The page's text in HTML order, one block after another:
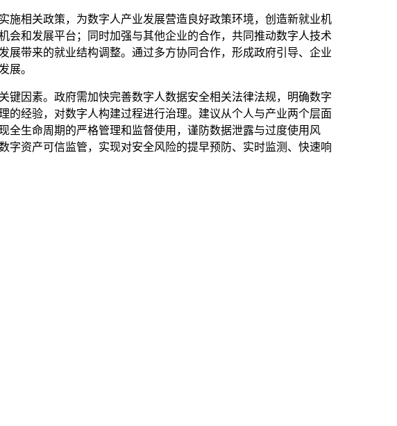
施相关政策，为数字人产业发展营造良好政策环境，创造新就业机
和发展平台；同时加强与其他企业的合作，共同推动数字人技术
带来的就业结构调整。通过多方协同合作，形成政府引导、企业
展。
键因素。政府需加快完善数字人数据安全相关法律法规，明确数字
经验，对数字人构建过程进行治理。建议从个人与产业两个层面
生命周期的严格管理和监督使用，谨防数据泄露与过度使用风
资产可信监管，实现对安全风险的提早预防、实时监测、快速响